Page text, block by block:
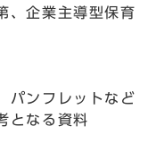
、企業主導型保育
パンフレットなど
となる資料